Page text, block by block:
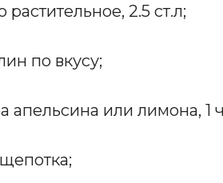
2.5 ст.л;
по вкусу;
апельсина или лимона, 1